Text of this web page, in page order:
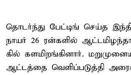
தொடர்ந்து பேட்டிங் செய்த
நாயர் 26 ரன்களில்
கில் களமிறங்கினார்.
ஆட்டத்தை வெளிப்படுத்தி